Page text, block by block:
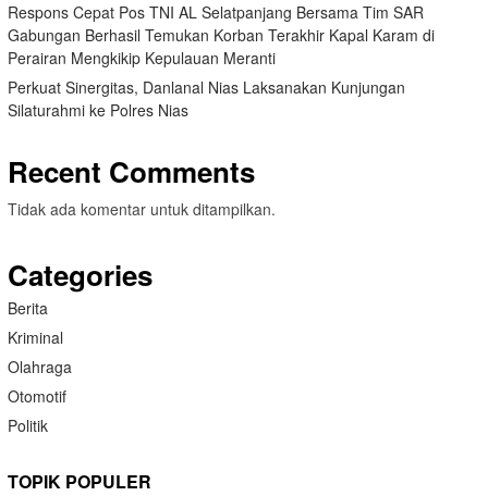
Respons Cepat Pos TNI AL Selatpanjang Bersama Tim SAR
Gabungan Berhasil Temukan Korban Terakhir Kapal Karam di
Perairan Mengkikip Kepulauan Meranti
Perkuat Sinergitas, Danlanal Nias Laksanakan Kunjungan
Silaturahmi ke Polres Nias
Recent Comments
Tidak ada komentar untuk ditampilkan.
Categories
Berita
Kriminal
Olahraga
Otomotif
Politik
TOPIK POPULER